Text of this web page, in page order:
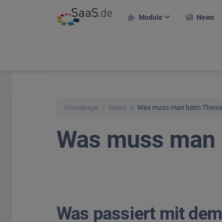
Module
Projekteinsatzplan
News
Homepage News Was muss man beim
Was muss
Was passiert mit